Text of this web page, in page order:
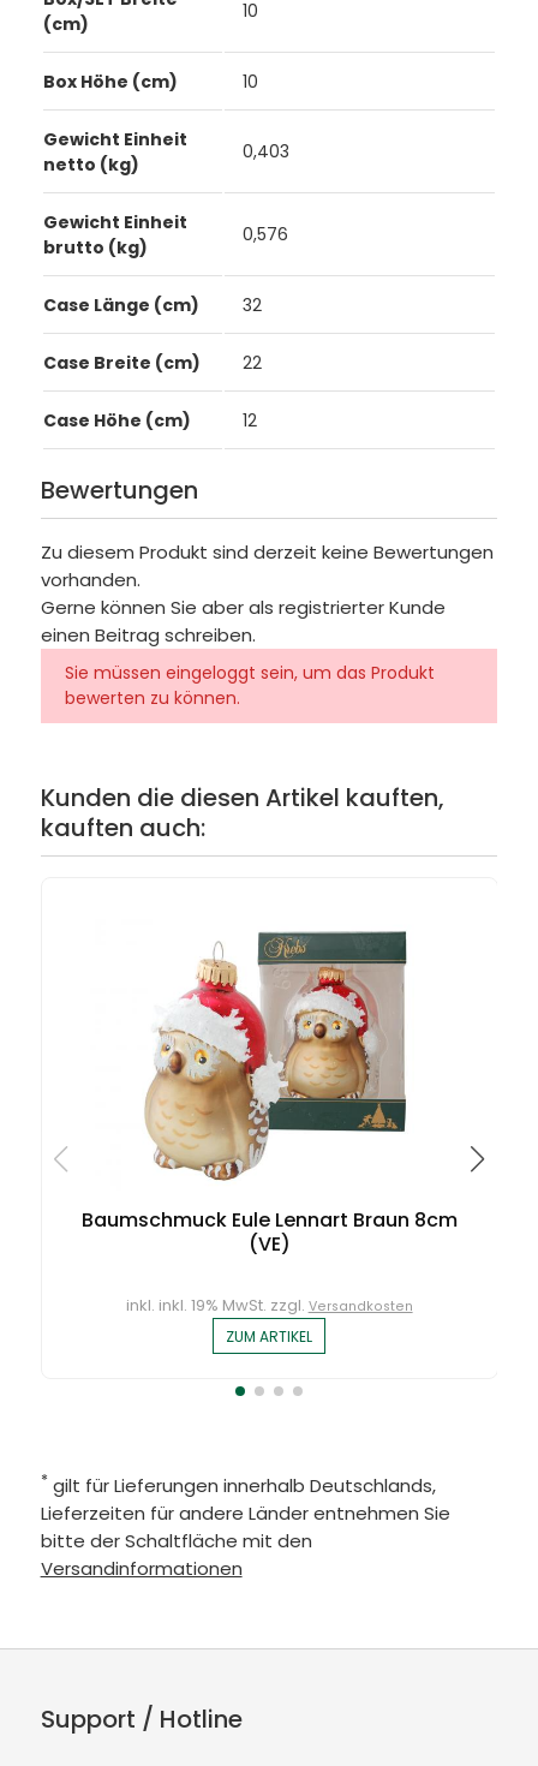
(cm)
10
Box Höhe (cm) 10
Gewicht Einheit
netto (kg)
0,403
Gewicht Einheit
brutto (kg)
0,576
Case Länge (cm) 32
Case Breite (cm) 22
Case Höhe (cm) 12
Bewertungen
Zu diesem Produkt sind derzeit keine Bewertungen
vorhanden.
Gerne können Sie aber als registrierter Kunde
einen Beitrag schreiben.
Sie müssen eingeloggt sein, um das Produkt
bewerten zu können.
Kunden die diesen Artikel kauften,
kauften auch:
Baumschmuck Eule Lennart Braun 8cm
(VE)
inkl. inkl. 19% MwSt. zzgl. Versandkosten
ZUM ARTIKEL
* gilt für Lieferungen innerhalb Deutschlands,
Lieferzeiten für andere Länder entnehmen Sie
bitte der Schaltfläche mit den
Versandinformationen
Support / Hotline